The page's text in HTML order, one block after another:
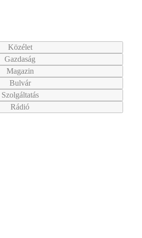
Közélet
Gazdaság
Magazin
Bulvár
Szolgáltatás
Rádió